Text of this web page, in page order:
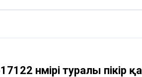
нөмірі туралы пікір